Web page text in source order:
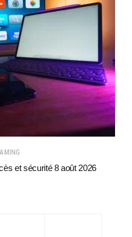
et sécurité 8 août 2026